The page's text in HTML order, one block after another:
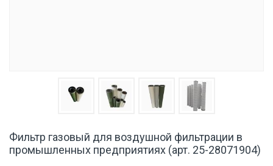
Фильтр газовый для воздушной фильтрации в
промышленных предприятиях (арт. 25-28071904)